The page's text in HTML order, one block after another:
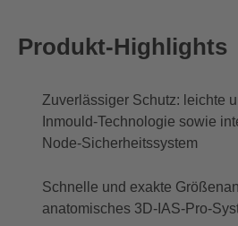
Produkt-Highlights
Zuverlässiger Schutz: leichte
Inmould-Technologie sowie
Node-Sicherheitssystem
Schnelle und exakte
anatomisches 3D-IAS-Pro-